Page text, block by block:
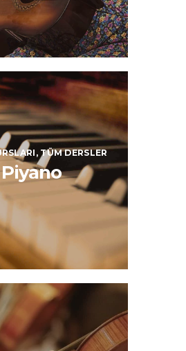
TÜM DERSLER
Piyano